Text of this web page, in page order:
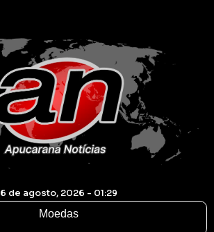
6 de agosto, 2026 - 01:29
Moedas